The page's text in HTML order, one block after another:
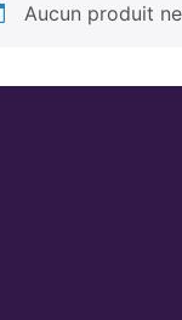
Aucun produit